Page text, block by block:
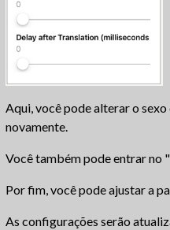
Aqui, você pode alterar o
novamente.
Você também pode entrar no
Por fim, você pode ajustar a
As configurações serão